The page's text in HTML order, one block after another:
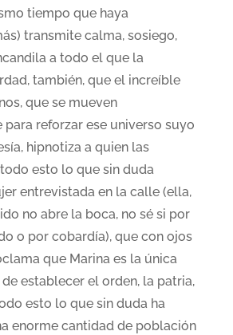
tiempo que haya
transmite calma, sosiego,
a todo el que la
también, que el increíble
que se mueven
reforzar ese universo suyo
hipnotiza a quien las
esto lo que sin duda
entrevistada en la calle (ella,
no abre la boca, no sé si por
o por cobardía), que con ojos
que Marina es la única
establecer el orden, la patria,
esto lo que sin duda ha
enorme cantidad de población